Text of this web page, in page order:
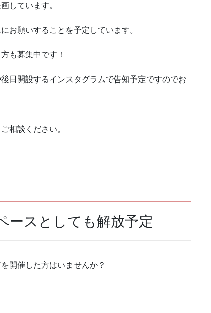
しています。
お願いすることを予定しています。
も募集中です！
日開設するインスタグラムで告知予定ですのでお
相談ください。
ースとしても解放予定
開催した方はいませんか？